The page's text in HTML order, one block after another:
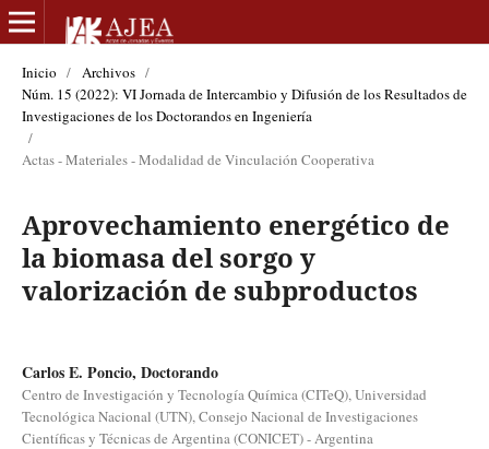
Inicio / Archivos /
Núm. 15 (2022): VI Jornada de Intercambio y Difusión de los Resultados de
Investigaciones de los Doctorandos en Ingeniería
/
Actas - Materiales - Modalidad de Vinculación Cooperativa
Aprovechamiento energético de
la biomasa del sorgo y
valorización de subproductos
Carlos E. Poncio, Doctorando
Centro de Investigación y Tecnología Química (CITeQ), Universidad
Tecnológica Nacional (UTN), Consejo Nacional de Investigaciones
Científicas y Técnicas de Argentina (CONICET) - Argentina